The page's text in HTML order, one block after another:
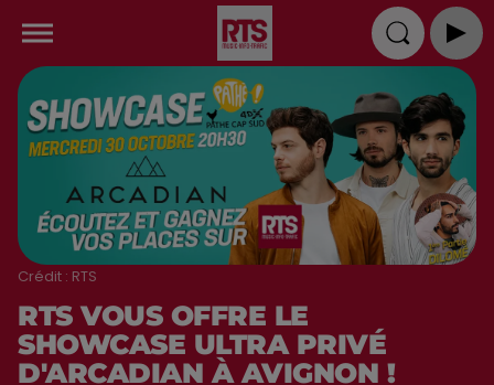
Crédit : RTS
RTS VOUS OFFRE LE
SHOWCASE ULTRA PRIVÉ
D'ARCADIAN À AVIGNON !